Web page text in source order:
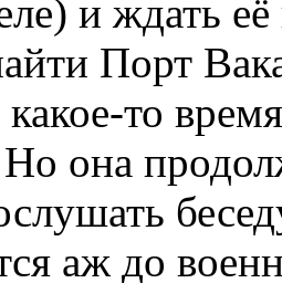
и ждать
Порт
то
она
аж до